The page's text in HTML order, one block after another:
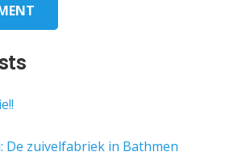
De zuivelfabriek in Bathmen